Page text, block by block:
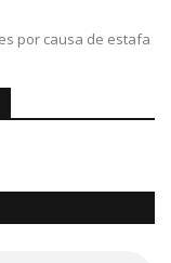
por causa de estafa